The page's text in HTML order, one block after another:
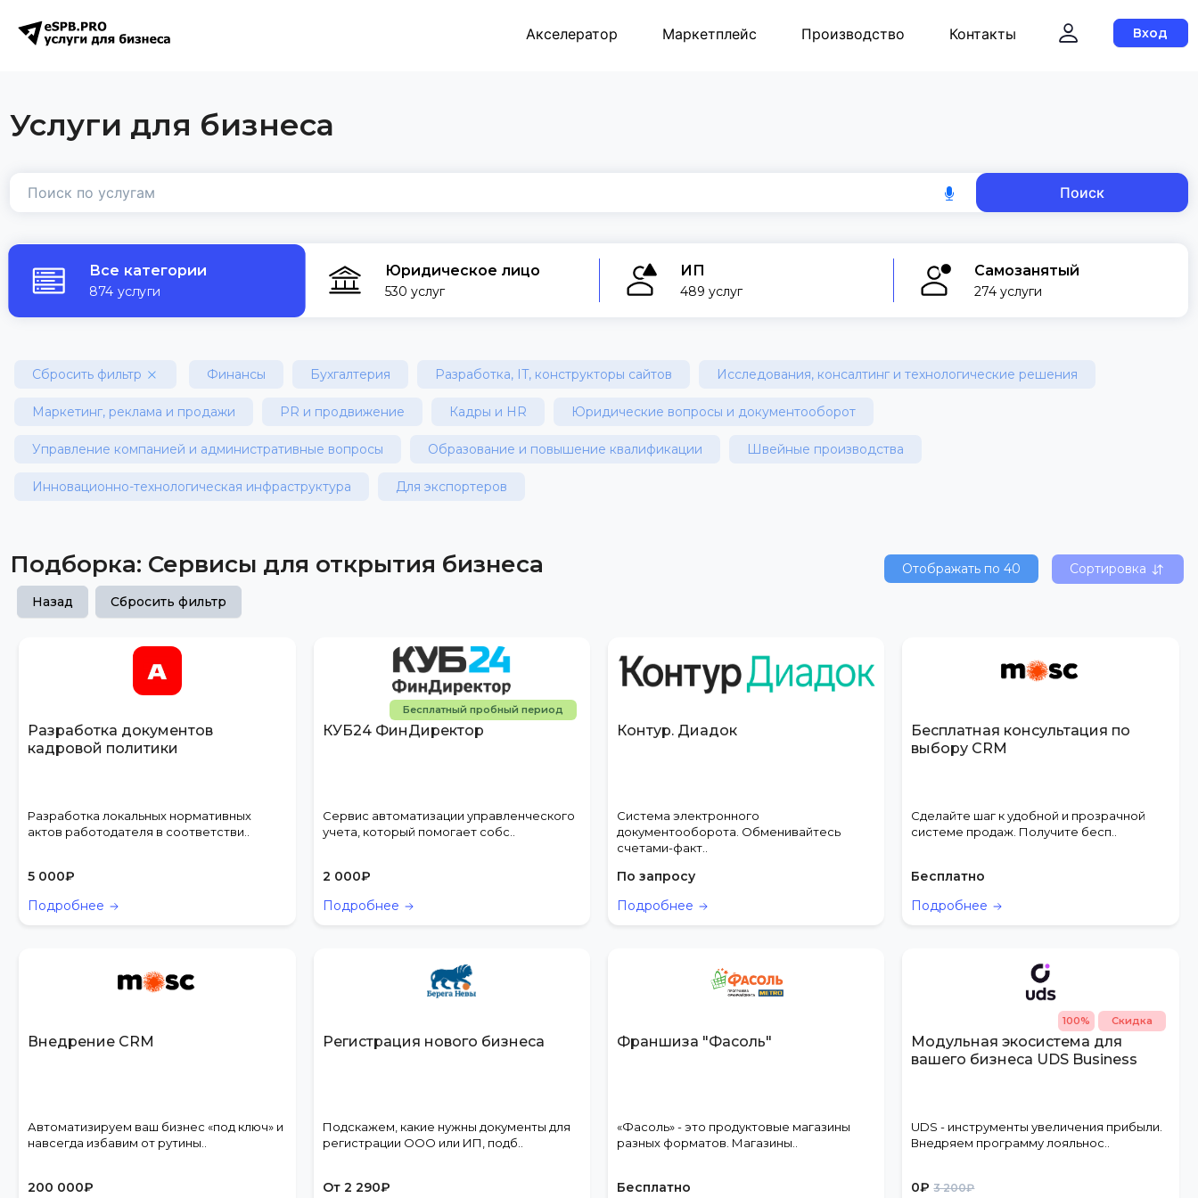
Акселератор Маркетплейс Производство Контакты Вход
Услуги для бизнеса
Поиск
Все категории
874 услуги
Юридическое лицо
530 услуг
ИП
489 услуг
Самозанятый
274 услуги
Сбросить фильтр Финансы Бухгалтерия Разработка, IT, конструкторы сайтов Исследования, консалтинг и технологические решения
Маркетинг, реклама и продажи PR и продвижение Кадры и HR Юридические вопросы и документооборот
Управление компанией и административные вопросы Образование и повышение квалификации Швейные производства
Инновационно-технологическая инфраструктура Для экспортеров
Подборка: Сервисы для открытия бизнеса
Назад Сбросить фильтр
Отображать по 40 Сортировка
Разработка документов
кадровой политики
Разработка локальных нормативных
актов работодателя в соответстви..
5 000₽
Подробнее
Бесплатный пробный период
КУБ24 ФинДиректор
Сервис автоматизации управленческого
учета, который помогает собс..
2 000₽
Подробнее
Контур. Диадок
Система электронного
документооборота. Обменивайтесь
счетами-факт..
По запросу
Подробнее
Бесплатная консультация по
выбору CRM
Сделайте шаг к удобной и прозрачной
системе продаж. Получите бесп..
Бесплатно
Подробнее
Внедрение CRM
Автоматизируем ваш бизнес «под ключ» и
навсегда избавим от рутины..
200 000₽
Регистрация нового бизнеса
Подскажем, какие нужны документы для
регистрации ООО или ИП, подб..
От 2 290₽
Франшиза "Фасоль"
«Фасоль» - это продуктовые магазины
разных форматов. Магазины..
Бесплатно
Скидка
100%
Модульная экосистема для
вашего бизнеса UDS Business
UDS - инструменты увеличения прибыли.
Внедряем программу лояльнос..
0₽3 200₽